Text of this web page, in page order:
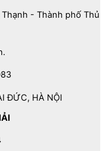
- Thành phố Thủ
ĐỨC, HÀ NỘI